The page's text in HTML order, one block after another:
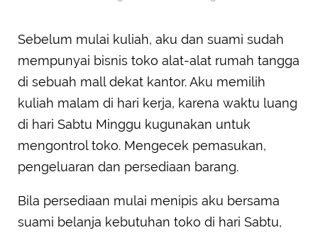
Sebelum mulai kuliah, aku dan suami sudah
mempunyai bisnis toko alat-alat rumah tangga
di sebuah mall dekat kantor. Aku memilih
kuliah malam di hari kerja, karena waktu luang
di hari Sabtu Minggu kugunakan untuk
mengontrol toko. Mengecek pemasukan,
pengeluaran dan persediaan barang.
Bila persediaan mulai menipis aku bersama
suami belanja kebutuhan toko di hari Sabtu,